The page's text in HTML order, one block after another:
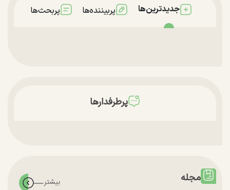
جدیدترین‌ها پربیننده‌ها پربحث‌ها
پرطرفدارها
مجله